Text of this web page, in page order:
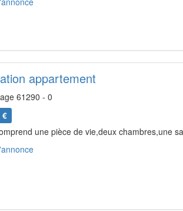
appartement
61290 - 0
€
une pièce de vie,deux chambres,une